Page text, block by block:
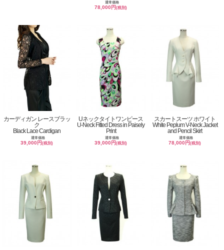
通常価格
78,000円(税別)
カーディガン レースブラッ
ク
Black Lace Cardigan
通常価格
39,000円(税別)
Uネックタイトワンピース
U-Neck Fitted Dress in Paisely
Print
通常価格
39,000円(税別)
スカートスーツ ホワイト
White Peplum V-Neck Jacket
and Pencil Skirt
通常価格
78,000円(税別)